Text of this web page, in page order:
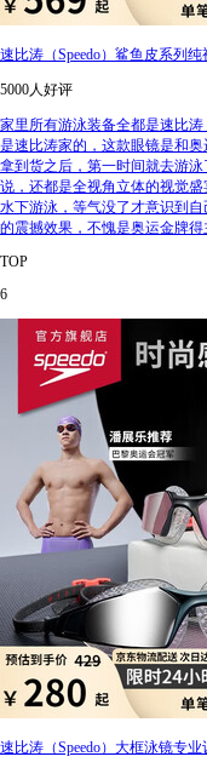
速比涛（Speedo）鲨鱼皮系列
5000人好评
家里所有游泳装备全都是速比
是速比涛家的，这款眼镜是和
拿到货之后，第一时间就去游
说，还都是全视角立体的视觉
水下游泳，等气没了才意识到
的震撼效果，不愧是奥运金牌
TOP
6
速比涛（Speedo）大框泳镜专